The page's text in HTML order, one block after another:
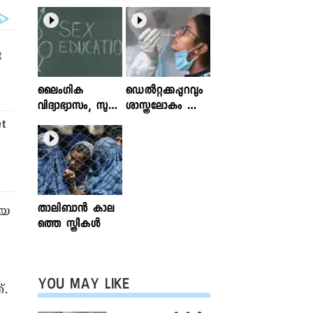
ലൈംഗിക
വിദ്യാഭ്യാസം, സുര
ക്ഷിതവും അ
ല്ലാത്തതുമായ സ്പ
ര്‍ശനങ്ങള്‍; ഇ
ന്‍ഫോക്ലിനിക്ക്
ലേഖനം
വായിക്കാം
ഡെൽറ്റക്കപ്പുറവും
ശാസ്ത്രലോകം ശ്ര
താലിബാന്‍ കാല
ത്തെ സ്ത്രീകള്‍
YOU MAY LIKE